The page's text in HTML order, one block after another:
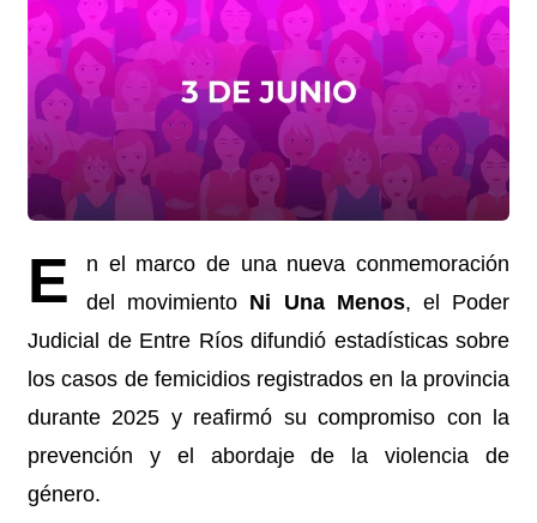
E
n el marco de una nueva conmemoración
del movimiento Ni Una Menos, el Poder
Judicial de Entre Ríos difundió estadísticas sobre
los casos de femicidios registrados en la provincia
durante 2025 y reafirmó su compromiso con la
prevención y el abordaje de la violencia de
género.